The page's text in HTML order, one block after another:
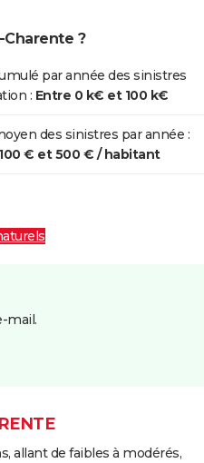
04/1986 5 j Oui
?
par année des sinistres
: Entre 0 k€ et 100 k€
des sinistres par année :
€ et 500 € / habitant
mail.
allant de faibles à modérés,